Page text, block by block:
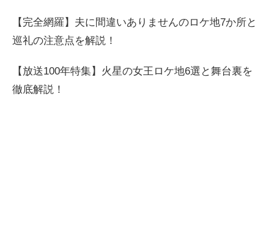
【完全網羅】夫に間違いありませんのロケ地7か所と
巡礼の注意点を解説！
【放送100年特集】火星の女王ロケ地6選と舞台裏を
徹底解説！